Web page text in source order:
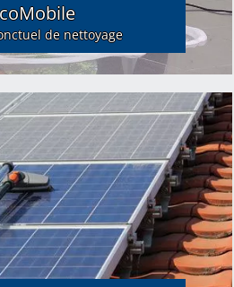
de nettoyage